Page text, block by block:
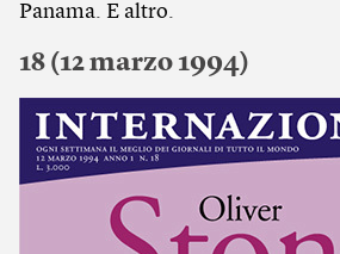
Panama. E altro.
18 (12 marzo 1994)